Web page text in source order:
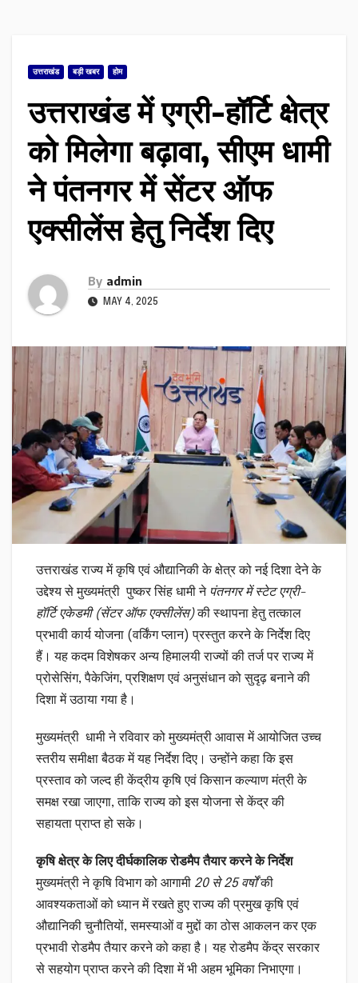
उत्तराखंड बड़ी खबर होम
उत्तराखंड में एग्री-हॉर्टि क्षेत्र
को मिलेगा बढ़ावा, सीएम धामी
ने पंतनगर में सेंटर ऑफ
एक्सीलेंस हेतु निर्देश दिए
By admin
MAY 4, 2025
उत्तराखंड राज्य में कृषि एवं औद्यानिकी के क्षेत्र को नई दिशा देने के
उद्देश्य से मुख्यमंत्री पुष्कर सिंह धामी ने पंतनगर में स्टेट एग्री-
हॉर्टि एकेडमी (सेंटर ऑफ एक्सीलेंस)की स्थापना हेतु तत्काल
प्रभावी कार्य योजना (वर्किंग प्लान) प्रस्तुत करने के निर्देश दिए
हैं। यह कदम विशेषकर अन्य हिमालयी राज्यों की तर्ज पर राज्य में
प्रोसेसिंग, पैकेजिंग, प्रशिक्षण एवं अनुसंधान को सुदृढ़ बनाने की
दिशा में उठाया गया है।
मुख्यमंत्री धामी ने रविवार को मुख्यमंत्री आवास में आयोजित उच्च
स्तरीय समीक्षा बैठक में यह निर्देश दिए। उन्होंने कहा कि इस
प्रस्ताव को जल्द ही केंद्रीय कृषि एवं किसान कल्याण मंत्री के
समक्ष रखा जाएगा, ताकि राज्य को इस योजना से केंद्र की
सहायता प्राप्त हो सके।
कृषि क्षेत्र के लिए दीर्घकालिक रोडमैप तैयार करने के निर्देश
मुख्यमंत्री ने कृषि विभाग को आगामी 20 से 25 वर्षोंकी
आवश्यकताओं को ध्यान में रखते हुए राज्य की प्रमुख कृषि एवं
औद्यानिकी चुनौतियों, समस्याओं व मुद्दों का ठोस आकलन कर एक
प्रभावी रोडमैप तैयार करने को कहा है। यह रोडमैप केंद्र सरकार
से सहयोग प्राप्त करने की दिशा में भी अहम भूमिका निभाएगा।